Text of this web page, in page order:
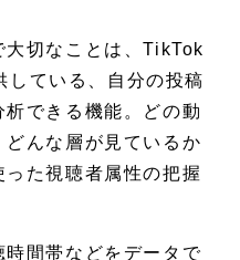
大切なことは、TikTok
している、自分の投稿
できる機能。どの動
んな層が見ているか
た視聴者属性の把握
間帯などをデータで